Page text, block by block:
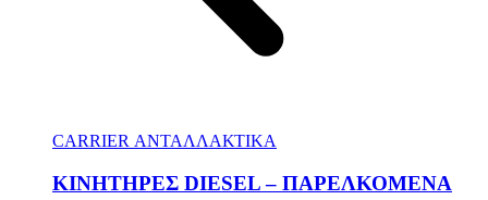
CARRIER ΑΝΤΑΛΛΑΚΤΙΚΑ
KΙΝΗΤΗΡΕΣ DIESEL – ΠΑΡΕΛΚΟΜΕΝΑ